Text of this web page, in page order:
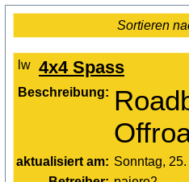
Sortieren
4x4 Spass
Beschreibung:
aktualisiert am: Sonntag,